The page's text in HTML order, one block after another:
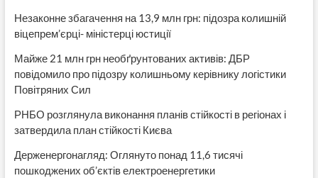
Незаконне збагачення на 13,9 млн грн: підозра колишній
віцепрем’єрці- міністерці юстиції
Майже 21 млн грн необґрунтованих активів: ДБР
повідомило про підозру колишньому керівнику логістики
Повітряних Сил
РНБО розглянула виконання планів стійкості в регіонах і
затвердила план стійкості Києва
Держенергонагляд: Оглянуто понад 11,6 тисячі
пошкоджених об’єктів електроенергетики